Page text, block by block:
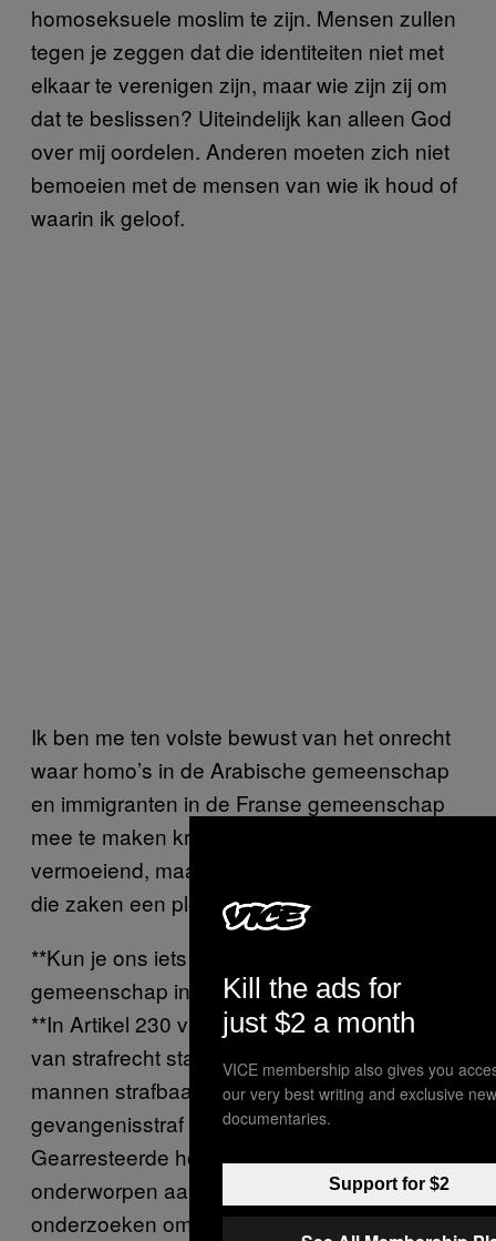
homoseksuele moslim te zijn. Mensen zullen
tegen je zeggen dat die identiteiten niet met
elkaar te verenigen zijn, maar wie zijn zij om
dat te beslissen? Uiteindelijk kan alleen God
over mij oordelen. Anderen moeten zich niet
bemoeien met de mensen van wie ik houd of
waarin ik geloof.
Ik ben me ten volste bewust van het onrecht
waar homo’s in de Arabische gemeenschap
en immigranten in de Franse gemeenschap
mee te maken krijgen. Dat is moeilijk en
vermoeiend, maar door te schrijven heb ik al
die zaken een plekje kunnen geven.
**Kun je ons iets vertellen over de lhbti-
gemeenschap in Tunesië?
**In Artikel 230 van het Tunesische wetboek
van strafrecht staat dat sodomie tussen
mannen strafbaar is en drie jaar
gevangenisstraf kan opleveren.
Gearresteerde homoseksuelen worden
onderworpen aan vernederende rectale
onderzoeken om de aantijgingen tegen hen
Kill the ads for
just $2 a month
VICE membership also gives you
our very best writing and exclusive new
documentaries.
Support for $2